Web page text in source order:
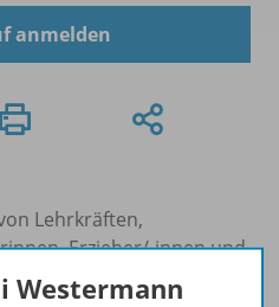
anmelden
Lehrkräften,
Erzieher/-innen und
Westermann